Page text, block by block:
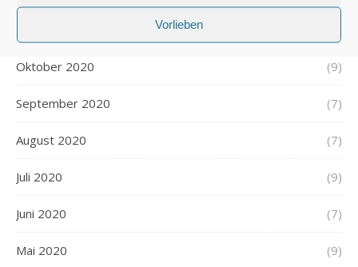
Vorlieben
Oktober 2020 (9)
September 2020 (7)
August 2020 (7)
Juli 2020 (9)
Juni 2020 (7)
Mai 2020 (9)